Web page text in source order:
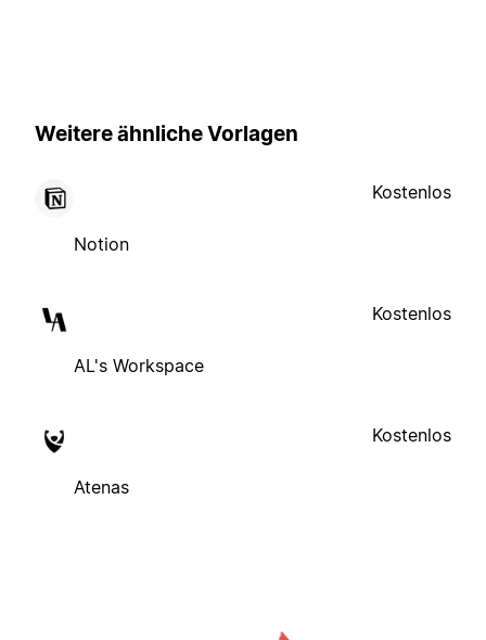
Weitere ähnliche Vorlagen
Notion
Kostenlos
AL's Workspace
Kostenlos
Atenas
Kostenlos